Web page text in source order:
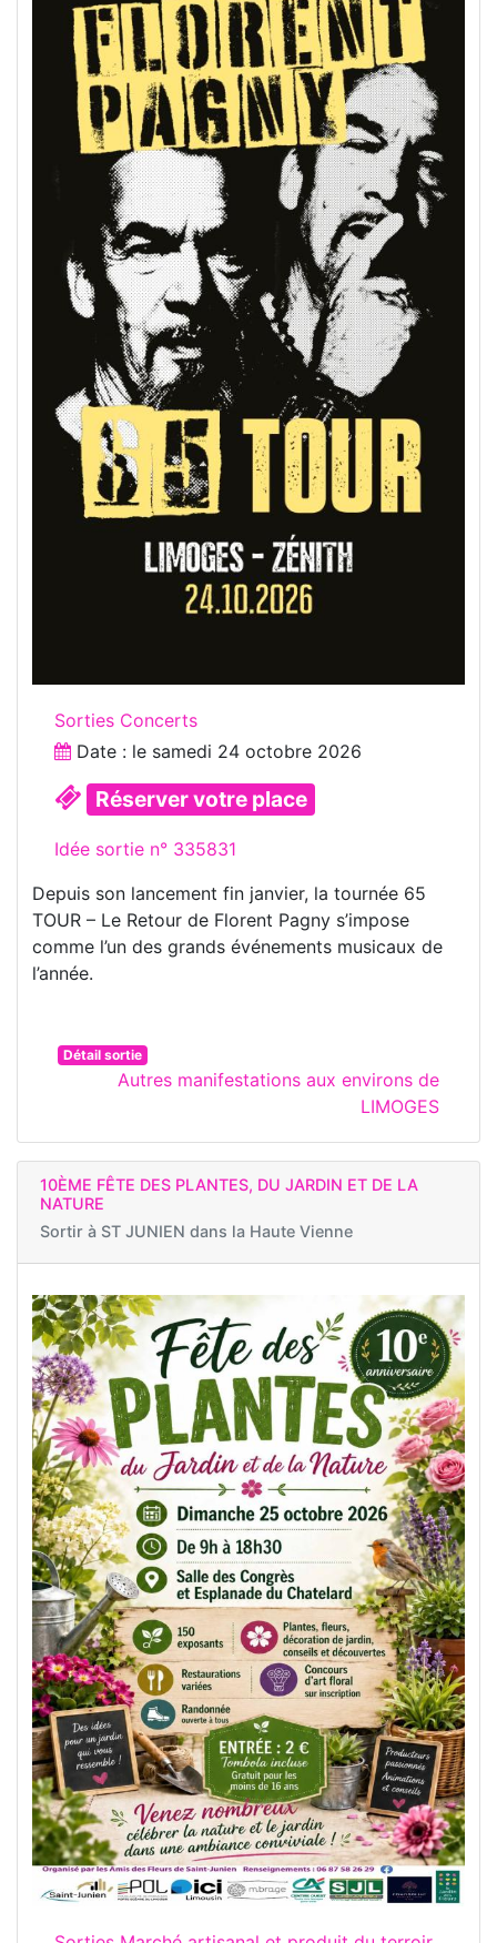
Sorties Concerts
Date : le samedi 24 octobre 2026
Réserver votre place
Idée sortie n° 335831
Depuis son lancement fin janvier, la tournée 65
TOUR – Le Retour de Florent Pagny s’impose
comme l’un des grands événements musicaux de
l’année.
Détail sortie
Autres manifestations aux environs de
LIMOGES
10ÈME FÊTE DES PLANTES, DU JARDIN ET DE LA
NATURE
Sortir à ST JUNIEN dans la Haute Vienne